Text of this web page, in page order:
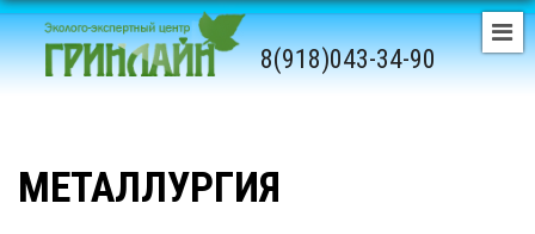
8(918)043-34-90
МЕТАЛЛУРГИЯ